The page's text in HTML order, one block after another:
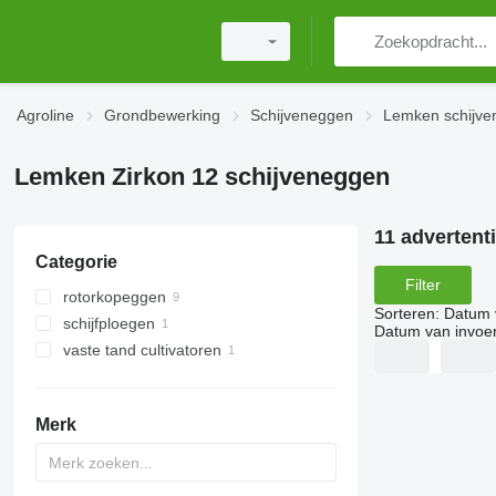
Agroline Grondbewerking Schijveneggen Lemken
Lemken Zirkon 12 schijveneggen
Categorie
rotorkopeggen
schijfploegen
vaste tand cultivatoren
Merk
11
Filter
Sorteren: Datum
Datum van